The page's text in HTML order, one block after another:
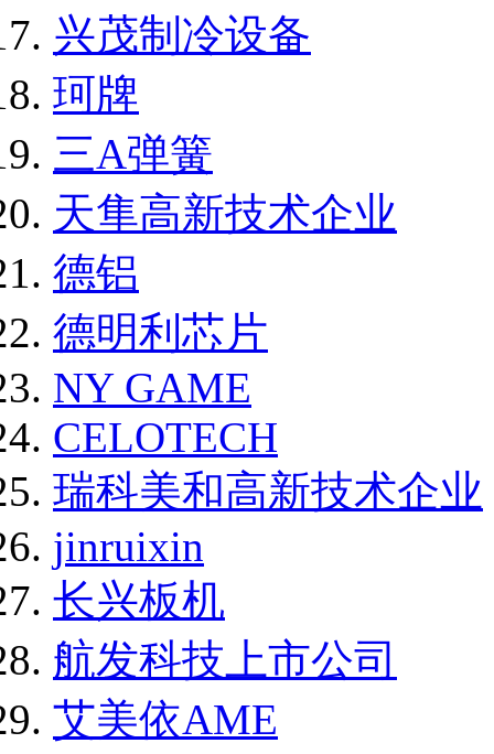
兴茂制冷设备
珂牌
三A弹簧
天隼高新技术企业
德铝
德明利芯片
NY GAME
CELOTECH
瑞科美和高新技术企业
jinruixin
长兴板机
航发科技上市公司
艾美依AME